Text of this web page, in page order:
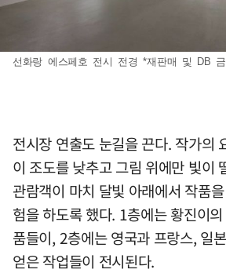
선화랑 에스페호 전시 전경 *재판매 및 DB 금
전시장 연출도 눈길을 끈다. 작가의
이 조도를 낮추고 그림 위에만 빛이
관람객이 마치 달빛 아래에서 작품
험을 하도록 했다. 1층에는 황진이
품들이, 2층에는 영국과 프랑스, 일
얻은 작업들이 전시된다.